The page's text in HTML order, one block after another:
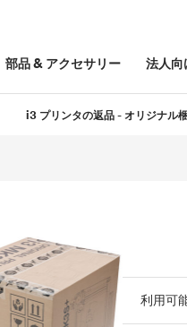
部品& アクセサリー 法人向
i3 プリンタの返品 - オリジナル
利用可